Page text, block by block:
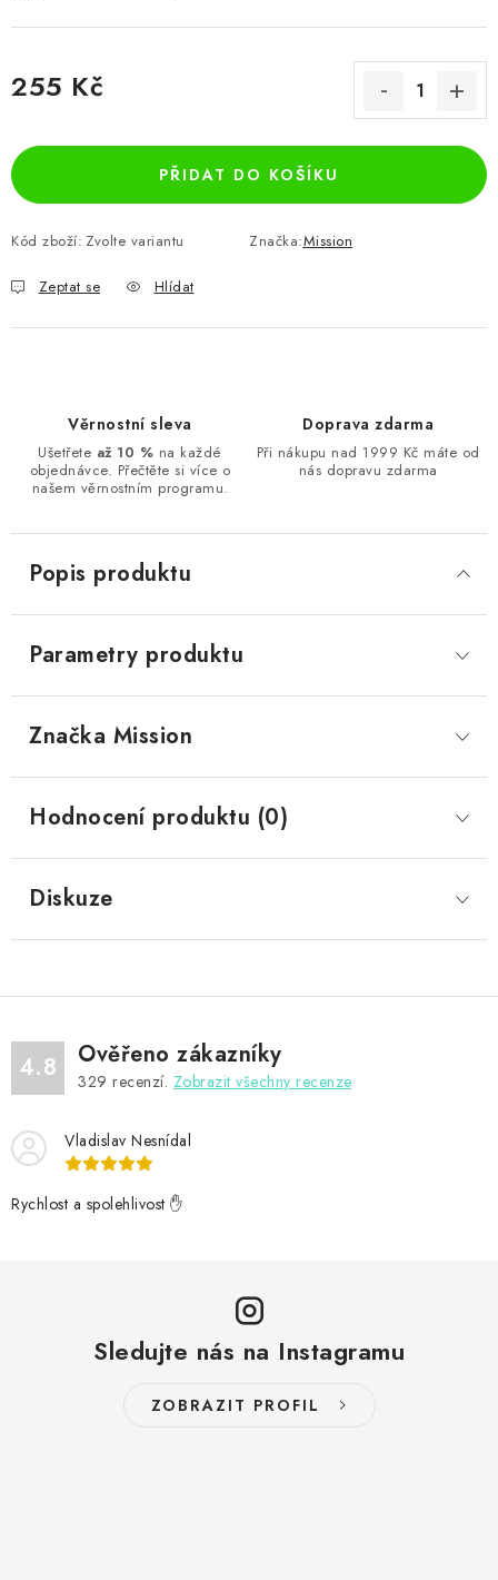
255 Kč
PŘIDAT DO KOŠÍKU
Kód zboží: Zvolte variantu Značka:Mission
Zeptat se Hlídat
Věrnostní sleva
Ušetřete až 10 % na každé
objednávce. Přečtěte si více o
našem věrnostním programu.
Doprava zdarma
Při nákupu nad 1999 Kč máte od
nás dopravu zdarma
Popis produktu
Parametry produktu
Značka Mission
Hodnocení produktu (0)
Diskuze
4.8 Ověřeno zákazníky
329 recenzí. Zobrazit všechny recenze
Vladislav Nesnídal
Rychlost a spolehlivost ✋
Sledujte nás na Instagramu
ZOBRAZIT PROFIL